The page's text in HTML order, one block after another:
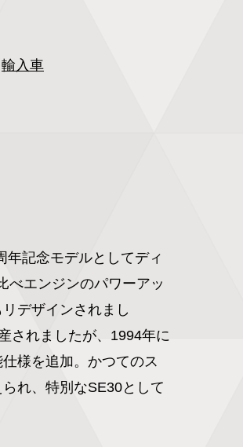
輸入車
年記念モデルとしてディ
べエンジンのパワーアッ
デザインされまし
されましたが、1994年に
様を追加。かつてのス
れ、特別なSE30として